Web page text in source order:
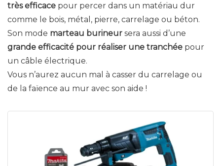
très efficace pour percer dans un matériau dur
comme le bois, métal, pierre, carrelage ou béton.
Son mode marteau burineur sera aussi d’une
grande efficacité pour réaliser une tranchée pour
un câble électrique.
Vous n’aurez aucun mal à casser du carrelage ou
de la faïence au mur avec son aide !